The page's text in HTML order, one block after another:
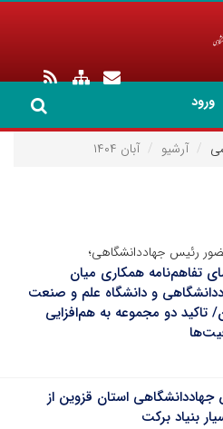
ورود
آرشیو آبان ۱۴۰۴
رئیس جهاددانشگاهی؛
تفاهم‌نامه همکاری میان
و دانشگاه علم و صنعت
تاکید دو مجموعه به هم‌افزایی
جهاددانشگاهی استان قزوین از
بنیاد برکت